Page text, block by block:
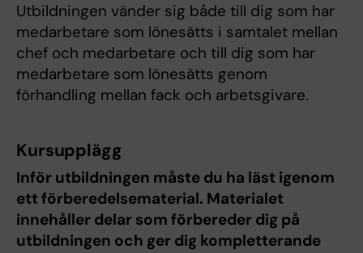
Utbildningen vänder sig både till dig som har
medarbetare som lönesätts i samtalet mellan
chef och medarbetare och till dig som har
medarbetare som lönesätts genom
förhandling mellan fack och arbetsgivare.
Kursupplägg
Inför utbildningen måste du ha läst igenom
ett förberedelsematerial. Materialet
innehåller delar som förbereder dig på
utbildningen och ger dig kompletterande